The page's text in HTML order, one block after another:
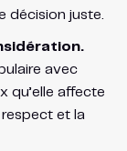
décision juste.
avec
qu’elle affecte
et la